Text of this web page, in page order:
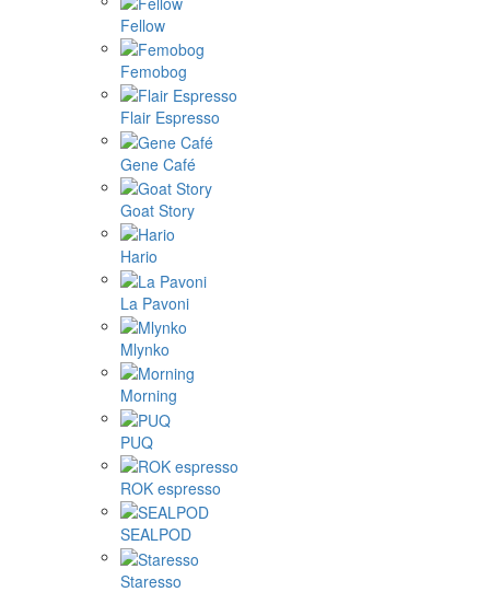
Fellow
Femobog
Flair Espresso
Gene Café
Goat Story
Hario
La Pavoni
Mlynko
Morning
PUQ
ROK espresso
SEALPOD
Staresso